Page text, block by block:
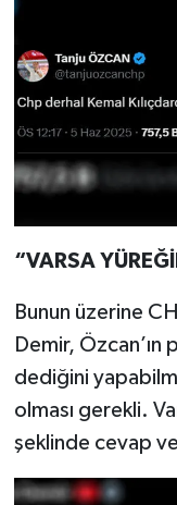
“VARSA
Bunun üzerine
Demir, Özcan’ın
dediğini
olması gerekli.
şeklinde cevap